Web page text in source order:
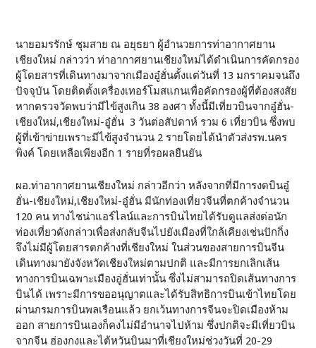
นายอมรรักษ์ ชุมสาย ณ อยุธยา ผู้อำนวยการท่าอากาศยาน
เชียงใหม่ กล่าวว่า ท่าอากาศยานเชียงใหม่ได้ดำเนินการคัดกรอง
ผู้โดยสารที่เดินทางมาจากเมืองอู๋ฮั่นตั้งแต่วันที่ 13 มกราคมจนถึง
ปัจจุบัน โดยติดตั้งเครื่องเทอร์โมสแกนเพื่อคัดกรองผู้ที่ต้องสงสัย
หากตรวจวัดพบว่ามีไข้สูงเกิน 38 องศา ทั้งนี้มีเที่ยวบินจากอู๋ฮั่น-
เชียงใหม่,เชียงใหม่-อู๋ฮั่น 3 วันต่อสัปดาห์ รวม 6 เที่ยวบิน ซึ่งพบ
ผู้ที่เข้าข่ายเพราะมีไข้สูงจำนวน 2 รายโดยได้นำตัวส่งรพ.นคร
พิงค์ โดยเหลือเพียงอีก 1 รายที่รอผลยืนยัน
ผอ.ท่าอากาศยานเชียงใหม่ กล่าวอีกว่า หลังจากที่มีการงดบินอู๋
ฮั่น-เชียงใหม่,เชียงใหม่-อู๋ฮั่น มีนักท่องเที่ยวจีนที่ตกค้างจำนวน
120 คน ทางไชน่าแอร์ไลน์และการบินไทยได้รับดูแลส่งต่อนัก
ท่องเที่ยวดังกล่าวเพื่อส่งกลับจีนไปยังเมืองที่ใกล้เคียงเช่นปักกิ่ง
จึงไม่มีผู้โดยสารตกค้างที่เชียงใหม่ ในส่วนของสายการบินจีน
เดินทางมายังจังหวัดเชียงใหม่ตามปกติ และมีการยกเลิกเส้น
ทางการบินเฉพาะเมืองอู่ฮั่นเท่านั้น ซึ่งไม่สามารถปิดเส้นทางการ
บินได้ เพราะมีการขออนุญาตและได้รับสิทธิการบินเข้าไทยโดย
ผ่านกรมการบินพลเรือนแล้ว ยกเว้นทางการจีนจะปิดเมืองห้าม
ออก สายการบินเองก็คงไม่มีอำนาจไปห้าม ซึ่งปกติจะมีเที่ยวบิน
จากจีน ฮ่องกงและไต้หวันบินมาที่เชียงใหม่ช่วงวันที่ 20-29